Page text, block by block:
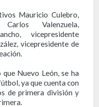
Mauricio Culebro,
Valenzuela,
vicepresidente
vicepresidente de
Nuevo León, se ha
ya que cuenta con
de primera división y